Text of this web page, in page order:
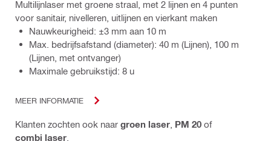
Multilijnlaser met groene straal, met 2 lijnen en 4 punten
voor sanitair, nivelleren, uitlijnen en vierkant maken
Nauwkeurigheid: ±3 mm aan 10 m
Max. bedrijfsafstand (diameter): 40 m (Lijnen), 100 m
(Lijnen, met ontvanger)
Maximale gebruikstijd: 8 u
MEER INFORMATIE
Klanten zochten ook naar groen laser PM 20 of
combi laser